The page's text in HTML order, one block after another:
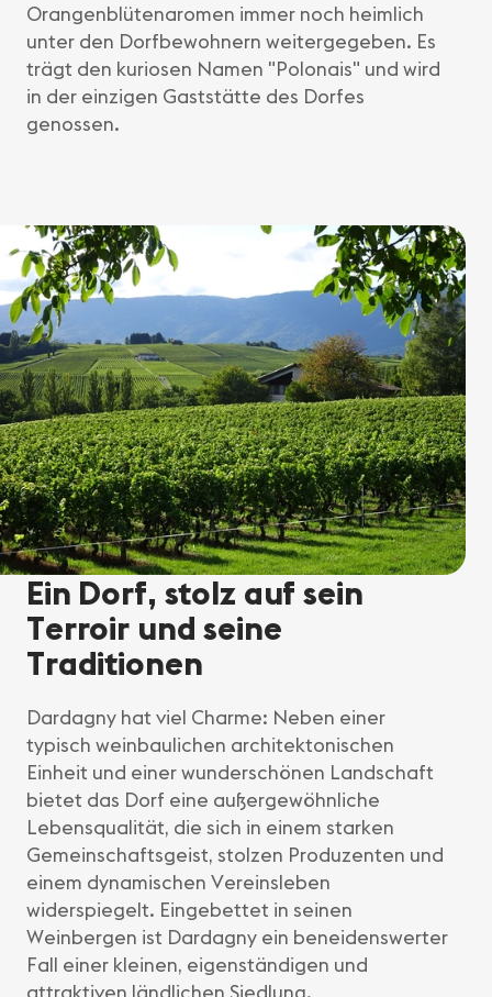
Orangenblütenaromen immer noch heimlich
unter den Dorfbewohnern weitergegeben. Es
trägt den kuriosen Namen "Polonais" und wird
in der einzigen Gaststätte des Dorfes
genossen.
Ein Dorf, stolz auf sein
Terroir und seine
Traditionen
Dardagny hat viel Charme: Neben einer
typisch weinbaulichen architektonischen
Einheit und einer wunderschönen Landschaft
bietet das Dorf eine außergewöhnliche
Lebensqualität, die sich in einem starken
Gemeinschaftsgeist, stolzen Produzenten und
einem dynamischen Vereinsleben
widerspiegelt. Eingebettet in seinen
Weinbergen ist Dardagny ein beneidenswerter
Fall einer kleinen, eigenständigen und